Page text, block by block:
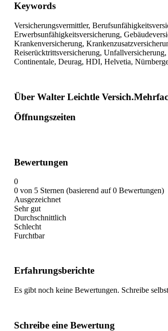
Keywords
Versicherungsvermittler,
Erwerbsunfähigkeitsversicherung,
Krankenversicherung,
Reiserücktrittsversicherung,
Continentale, Deurag, HDI, Helvetia,
Über Walter Leichtle
Öffnungszeiten
Bewertungen
0
0 von 5 Sternen (basierend auf 0 Bewertungen)
Ausgezeichnet
Sehr gut
Durchschnittlich
Schlecht
Furchtbar
Erfahrungsberichte
Es gibt noch keine Bewertungen. Schreibe
Schreibe eine Bewertung